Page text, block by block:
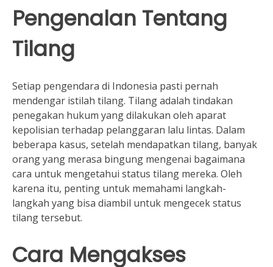
Pengenalan Tentang
Tilang
Setiap pengendara di Indonesia pasti pernah
mendengar istilah tilang. Tilang adalah tindakan
penegakan hukum yang dilakukan oleh aparat
kepolisian terhadap pelanggaran lalu lintas. Dalam
beberapa kasus, setelah mendapatkan tilang, banyak
orang yang merasa bingung mengenai bagaimana
cara untuk mengetahui status tilang mereka. Oleh
karena itu, penting untuk memahami langkah-
langkah yang bisa diambil untuk mengecek status
tilang tersebut.
Cara Mengakses